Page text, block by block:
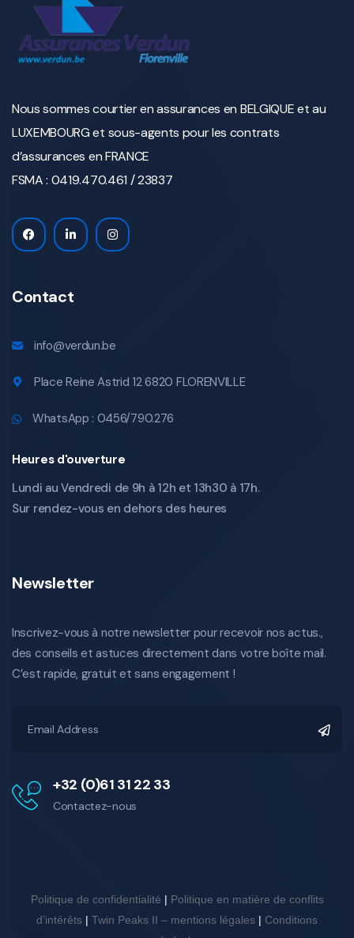
Nous sommes courtier en assurances en BELGIQUE et au
LUXEMBOURG et sous-agents pour les contrats
d’assurances en FRANCE
FSMA : 0419.470.461 / 23837
Contact
info@verdun.be
Place Reine Astrid 12 6820 FLORENVILLE
WhatsApp : 0456/790.276
Heures d'ouverture
Lundi au Vendredi de 9h à 12h et 13h30 à 17h.
Sur rendez-vous en dehors des heures
Newsletter
Inscrivez-vous à notre newsletter pour recevoir nos actus.,
des conseils et astuces directement dans votre boîte mail.
C’est rapide, gratuit et sans engagement !
+32 (0)61 31 22 33
Contactez-nous
Politique de confidentialité | Politique en matière de conflits
d’intérêts | Twin Peaks II – mentions légales | Conditions